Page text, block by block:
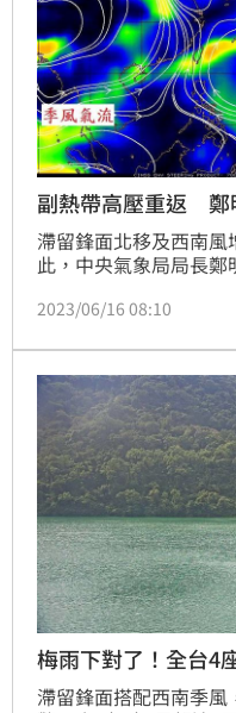
副熱帶高壓重返 鄭
滯留鋒面北移及西南
此，中央氣象局局長
壓西側北上到華東，有
2023/06/16 08:10
梅雨下對了！全台
滯留鋒面搭配西南季